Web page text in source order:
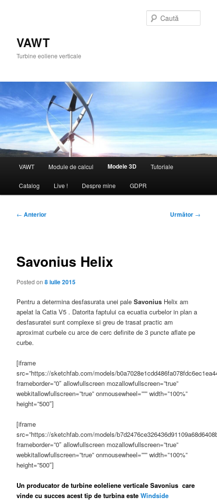
VAWT
Turbine eoliene verticale
principal
VAWT Module de calcul Modele 3D Tutoriale
Catalog Live ! Despre mine GDPR
Navigare
← Anterior Următor →
Savonius Helix
Posted on8 iulie 2015
Pentru a determina desfasurata unei paleSavonius Helix am
apelat la Catia V5 . Datorita faptului ca ecuatia curbelor in plan a
desfasuratei sunt complexe si greu de trasat practic am
aproximat curbele cu arce de cerc definite de 3 puncte aflate pe
curbe.
[iframe
src=”https://sketchfab.com/models/
frameborder=”0″ allowfullscreen mozallowfullscreen=”true”
webkitallowfullscreen=”true” onmousewheel=””” width=”100%”
height=”500″]
[iframe
src=”https://sketchfab.com/models/
frameborder=”0″ allowfullscreen mozallowfullscreen=”true”
webkitallowfullscreen=”true” onmousewheel=””” width=”100%”
height=”500″]
Un producator de turbine eoleliene verticale Savonius care
vinde cu succes acest tip de turbina esteWindside